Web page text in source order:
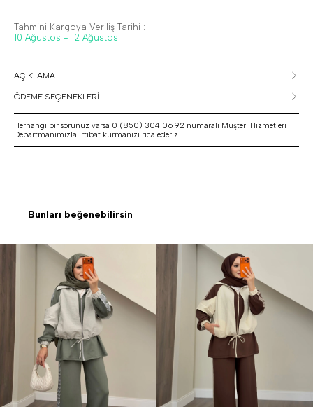
Tahmini Kargoya Veriliş Tarihi :
10 Ağustos - 12 Ağustos
AÇIKLAMA
ÖDEME SEÇENEKLERİ
Herhangi bir sorunuz varsa 0 (850) 304 06 92 numaralı Müşteri Hizmetleri
Departmanımızla irtibat kurmanızı rica ederiz.
Bunları beğenebilirsin